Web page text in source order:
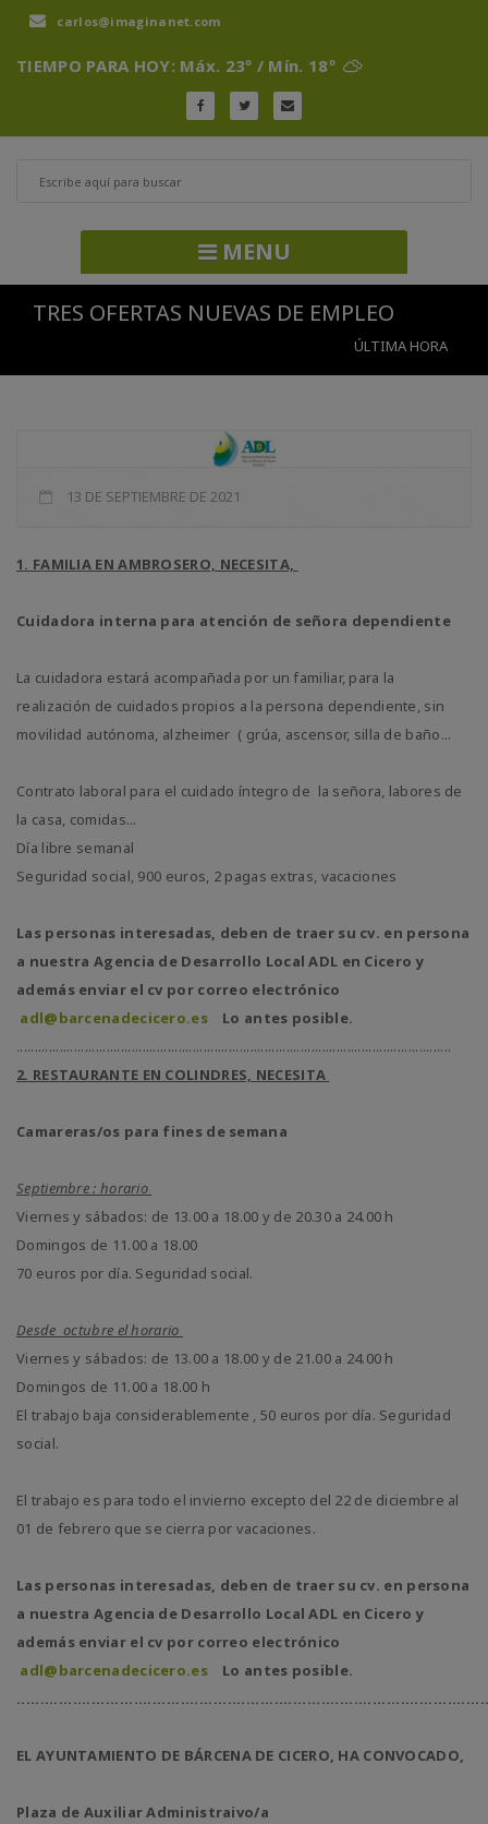
carlos@imaginanet.com
TIEMPO PARA HOY: Máx. 23º / Mín. 18º
MENU
TRES OFERTAS NUEVAS DE EMPLEO
ÚLTIMA HORA
13 DE SEPTIEMBRE DE 2021
1. FAMILIA EN AMBROSERO, NECESITA,
Cuidadora interna para atención de señora dependiente
La cuidadora estará acompañada por un familiar, para la
realización de cuidados propios a la persona dependiente, sin
movilidad autónoma, alzheimer ( grúa, ascensor, silla de baño...
Contrato laboral para el cuidado íntegro de la señora, labores de
la casa, comidas...
Día libre semanal
Seguridad social, 900 euros, 2 pagas extras, vacaciones
Las personas interesadas, deben de traer su cv. en persona
a nuestra Agencia de Desarrollo Local ADL en Cicero y
además enviar el cv por correo electrónico
adl@barcenadecicero.esLo antes posible.
.........................................................................................................................
2. RESTAURANTE EN COLINDRES, NECESITA
Camareras/os para fines de semana
Septiembre : horario
Viernes y sábados: de 13.00 a 18.00 y de 20.30 a 24.00 h
Domingos de 11.00 a 18.00
70 euros por día. Seguridad social.
Desde octubre el horario
Viernes y sábados: de 13.00 a 18.00 y de 21.00 a 24.00 h
Domingos de 11.00 a 18.00 h
El trabajo baja considerablemente , 50 euros por día. Seguridad
social.
El trabajo es para todo el invierno excepto del 22 de diciembre al
01 de febrero que se cierra por vacaciones.
Las personas interesadas, deben de traer su cv. en persona
a nuestra Agencia de Desarrollo Local ADL en Cicero y
además enviar el cv por correo electrónico
adl@barcenadecicero.esLo antes posible.
EL AYUNTAMIENTO DE BÁRCENA DE CICERO, HA CONVOCADO,
Plaza de Auxiliar Administraivo/a